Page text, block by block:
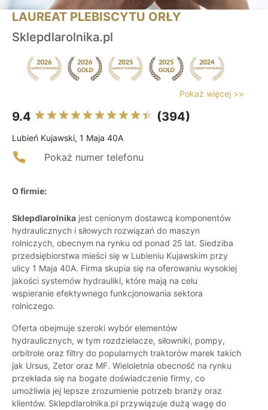
LAUREAT PLEBISCYTU ORŁY
Sklepdlarolnika.pl
Pokaż więcej >>
9.4 (394)
Lubień Kujawski, 1 Maja 40A
Pokaż numer telefonu
O firmie:
Sklepdlarolnika jest cenionym dostawcą komponentów
hydraulicznych i siłowych rozwiązań do maszyn
rolniczych, obecnym na rynku od ponad 25 lat. Siedziba
przedsiębiorstwa mieści się w Lubieniu Kujawskim przy
ulicy 1 Maja 40A. Firma skupia się na oferowaniu wysokiej
jakości systemów hydrauliki, które mają na celu
wspieranie efektywnego funkcjonowania sektora
rolniczego.
Oferta obejmuje szeroki wybór elementów
hydraulicznych, w tym rozdzielacze, siłowniki, pompy,
orbitrole oraz filtry do popularnych traktorów marek takich
jak Ursus, Zetor oraz MF. Wieloletnia obecność na rynku
przekłada się na bogate doświadczenie firmy, co
umożliwia jej lepsze zrozumienie potrzeb branży oraz
klientów. Sklepdlarolnika.pl przywiązuje dużą wagę do